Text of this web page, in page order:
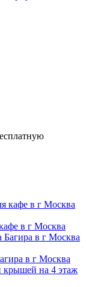
в г Москва
в г Москва